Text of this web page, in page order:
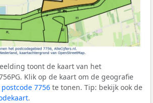
toont de kaart van het
Klik op de kaart om de geografie
7756 te tonen. Tip: bekijk ook de
.